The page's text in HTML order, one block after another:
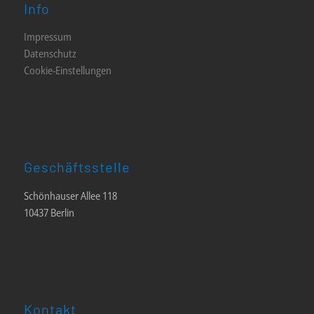
Info
Impressum
Datenschutz
Cookie-Einstellungen
Geschäftsstelle
Schönhauser Allee 118
10437 Berlin
Kontakt